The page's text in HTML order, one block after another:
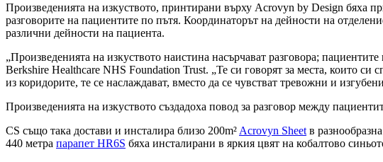
Произведенията на изкуството, принтирани върху Acrovyn by Design бяха
разговорите на пациентите по пътя. Координаторът на дейности на
различни дейности на пациента.
„Произведенията на изкуството наистина насърчават разговора;
Berkshire Healthcare NHS Foundation Trust. „Те си говорят за места, които
из коридорите, те се наслаждават, вместо да се чувстват тревожни и
Произведенията на изкуството създадоха повод за разговор между
CS също така достави и инсталира близо 200m² Acrovyn Sheet в
440 метра парапет HR6S бяха инсталирани в яркия цвят на кобалтово